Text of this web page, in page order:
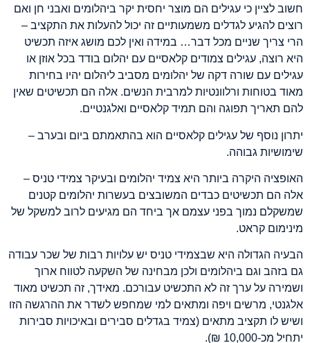
חשוב לציין כי עגילים הם מוצר יחסית יקר ביהלומים ואבני חן ואם
רוצים להגיע לגדלים משמעותיים זה יכול להעלות את התקציב –
הרי צריך שניים מכל דבר… במידה ואין לכם מושג איזה תכשיט
היא רוצה, עגילים צמודים קלאסיים עם יהלום בודד בכל אוזן או
עגילים עם שורה דקה של יהלומים מסביב ליהלום יהיו בחירות
מאוד בטוחות ורלוונטיות למרבית הנשים. אלה הם תכשיטים שאין
להם תאריך תפוגה והם תמיד קלאסיים ואלגנטיים.
יתרון נוסף של עגילים קלאסיים הוא בהתאמתם ביום ובערב –
שימושיות גבוהה.
האופציה היקרה ביותר היא צמיד יהלומים ובעיקר צמידי טניס –
אלה הם תכשיטים כבדים המשובצים בעשרות יהלומים קטנים
שמשקלם נמוך בפני עצמם אך ביחד הם מגיעים לרוב למשקל של
מינימום קראט.
הבעיה הגדולה היא שבצמידי טניס יש עלויות רבות של שכר עבודה
גם בזהב וגם ביהלומים ולכן מבחינה של השקעה לטווח ארוך
ושמירה על ערך זה לא התכשיט עבורכם. מאידך, זה תכשיט מאוד
אלגנטי, מרשים ויפה ומתאים למי שמחפש לשדר את ההרגשה הזו
ושיש לו תקציב מתאים (צמיד בגדלים סבירים ובאיכויות סבירות
יתחיל מכ-10,000 ₪).